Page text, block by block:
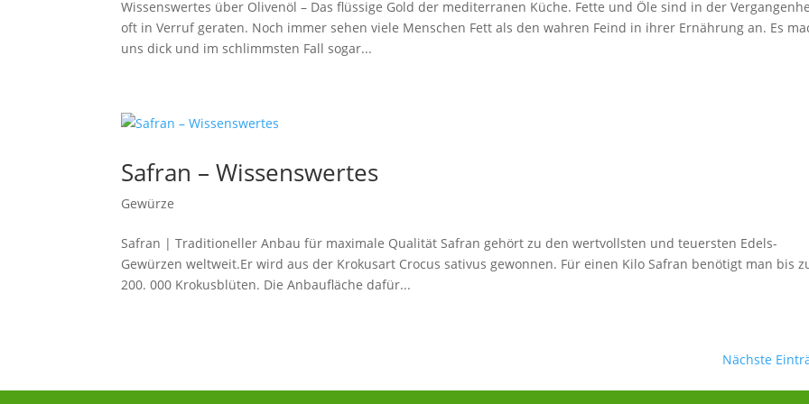
Wissenswertes über Olivenöl – Das flüssige Gold der mediterranen Küche. Fette und Öle sind in der
oft in Verruf geraten. Noch immer sehen viele Menschen Fett als den wahren Feind in ihrer Ernährung an. Es
uns dick und im schlimmsten Fall sogar...
Safran – Wissenswertes
Gewürze
Safran | Traditioneller Anbau für maximale Qualität Safran gehört zu den wertvollsten und teuersten Edels-
Gewürzen weltweit.Er wird aus der Krokusart Crocus sativus gewonnen. Für einen Kilo Safran benötigt man bis
200. 000 Krokusblüten. Die Anbaufläche dafür...
Nächste